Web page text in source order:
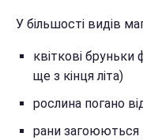
У більшості видів
квіткові
ще з кінця літа)
рослина погано
рани загоюються